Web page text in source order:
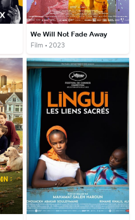
We Will Not Fade Away
Film • 2023